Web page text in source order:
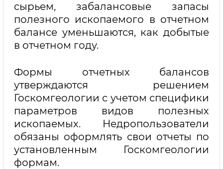
сырьем, забалансовые запасы
полезного ископаемого в отчетном
балансе уменьшаются, как добытые
в отчетном году.
Формы отчетных балансов
утверждаются решением
Госкомгеологии с учетом специфики
параметров видов полезных
ископаемых. Недропользователи
обязаны оформлять свои отчеты по
установленным Госкомгеологии
формам.